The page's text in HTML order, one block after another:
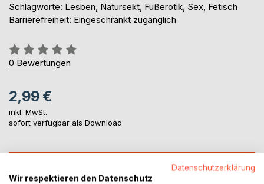
Schlagworte: Lesben, Natursekt, Fußerotik, Sex, Fetisch
Barrierefreiheit: Eingeschränkt zugänglich
Bewertung::
0%
0 Bewertungen
2,99 €
inkl. MwSt.
sofort verfügbar als Download
Datenschutzerklärung
Wir respektieren den Datenschutz